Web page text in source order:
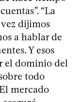
“La
dijimos
a hablar de
Y esos
el dominio del
todo
mercado